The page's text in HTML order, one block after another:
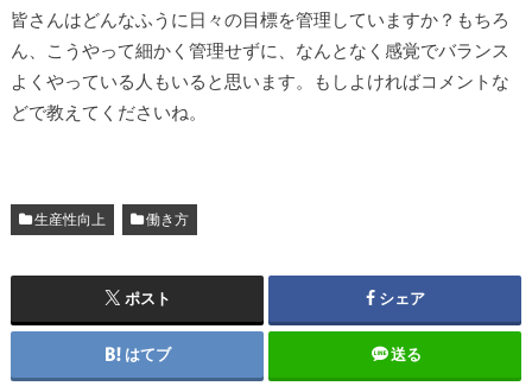
皆さんはどんなふうに日々の目標を管理していますか？もちろ
ん、こうやって細かく管理せずに、なんとなく感覚でバランス
よくやっている人もいると思います。もしよければコメントな
どで教えてくださいね。
生産性向上 働き方
ポスト シェア
はてブ 送る